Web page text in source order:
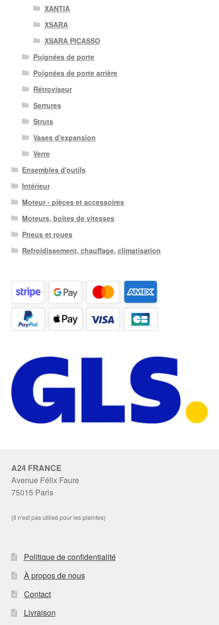
XANTIA
XSARA
XSARA PICASSO
Poignées de porte
Poignées de porte arrière
Rétroviseur
Serrures
Struts
Vases d'expansion
Verre
Ensembles d'outils
Intérieur
Moteur - pièces et accessoires
Moteurs, boîtes de vitesses
Pneus et roues
Refroidissement, chauffage, climatisation
A24 FRANCE
Avenue Félix Faure
75015 Paris
(Il n'est pas utilisé pour les plaintes)
Politique de confidentialité
À propos de nous
Contact
Livraison